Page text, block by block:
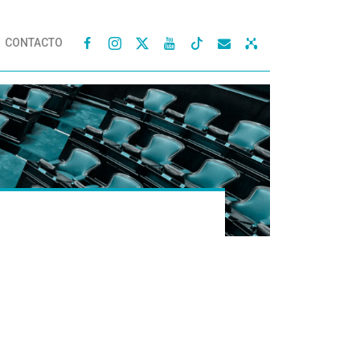
CONTACTO    